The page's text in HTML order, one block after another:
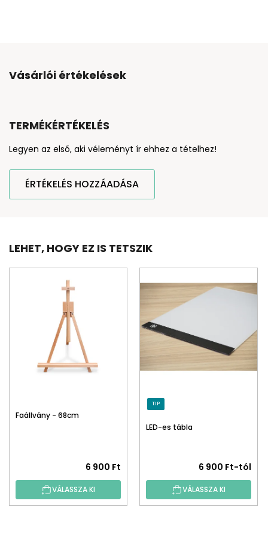
Vásárlói értékelések
TERMÉKÉRTÉKELÉS
Legyen az első, aki véleményt ír ehhez a tételhez!
ÉRTÉKELÉS HOZZÁADÁSA
LEHET, HOGY EZ IS TETSZIK
Faállvány - 68cm
6 900 Ft
VÁLASSZA KI
TIP
LED-es tábla
6 900 Ft-tól
VÁLASSZA KI